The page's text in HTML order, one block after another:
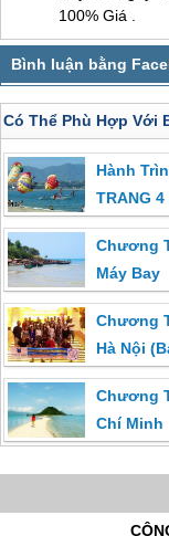
100% Giá .
Có Thể Phù Hợp Với
Hành
TRANG
Chương
Máy Bay
Chương
Hà Nội
Chương
Chí Minh